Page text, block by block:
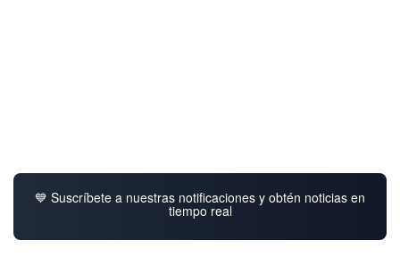
💙 Suscríbete a nuestras notificaciones y obtén noticias en
tiempo real